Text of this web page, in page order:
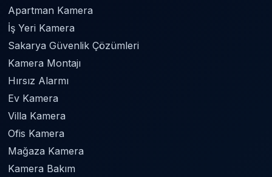
Apartman Kamera
İş Yeri Kamera
Sakarya Güvenlik Çözümleri
Kamera Montajı
Hırsız Alarmı
Ev Kamera
Villa Kamera
Ofis Kamera
Mağaza Kamera
Kamera Bakım